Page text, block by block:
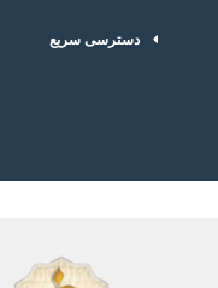
دسترسی سریع